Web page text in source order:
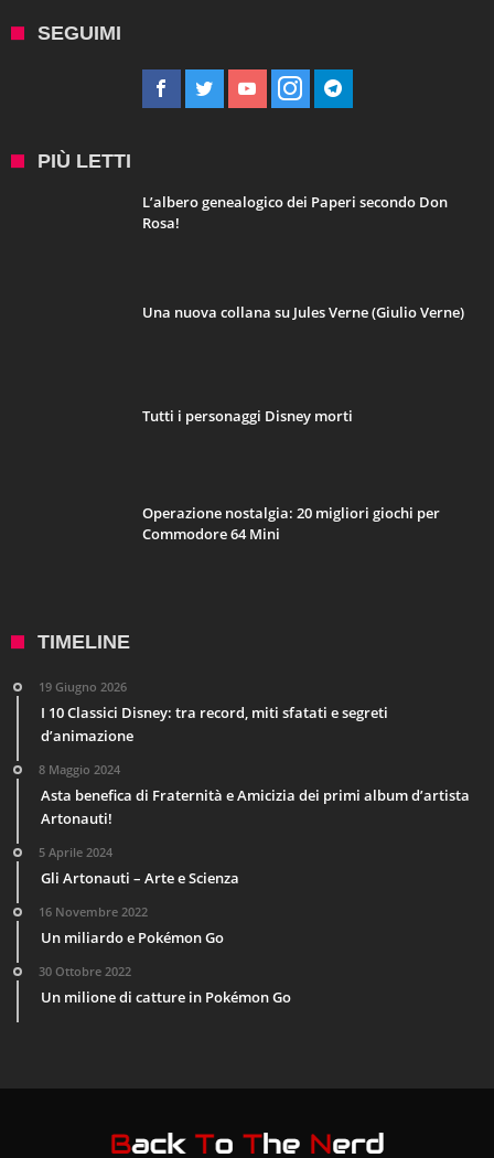
SEGUIMI
PIÙ LETTI
L’albero genealogico dei Paperi secondo Don
Rosa!
Una nuova collana su Jules Verne (Giulio Verne)
Tutti i personaggi Disney morti
Operazione nostalgia: 20 migliori giochi per
Commodore 64 Mini
TIMELINE
19 Giugno 2026
I 10 Classici Disney: tra record, miti sfatati e segreti
d’animazione
8 Maggio 2024
Asta benefica di Fraternità e Amicizia dei primi album d’artista
Artonauti!
5 Aprile 2024
Gli Artonauti – Arte e Scienza
16 Novembre 2022
Un miliardo e Pokémon Go
30 Ottobre 2022
Un milione di catture in Pokémon Go